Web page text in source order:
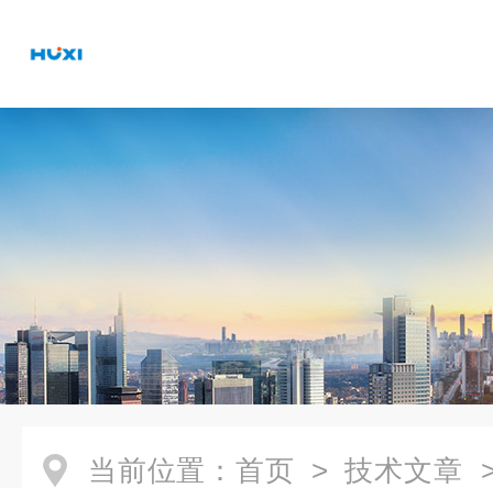
当前位置： 首页 > 技术文章